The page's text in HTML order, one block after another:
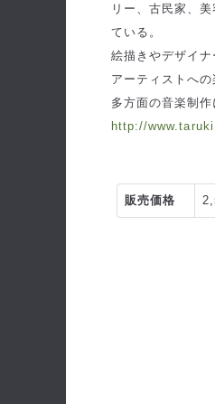
リー、古民家、
ている。
絵描きやデザイ
アーティストへ
多方面の音楽制
http://
販売価格